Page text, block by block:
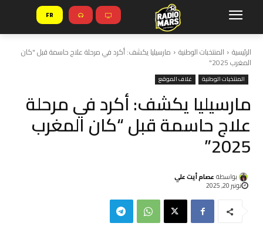
FR
الرئيسية المنتخبات الوطنية مارسيليا يكشف: أكرد في مرحلة علاج حاسمة قبل "كان
المغرب 2025"
المنتخبات الوطنية غلاف الموقع
مارسيليا يكشف: أكرد في مرحلة
علاج حاسمة قبل “كان المغرب
2025”
بواسطة عصام أيت علي
نونبر 20, 2025